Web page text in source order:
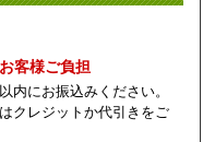
客様ご負担
内にお振込みください。
クレジットか代引きをご